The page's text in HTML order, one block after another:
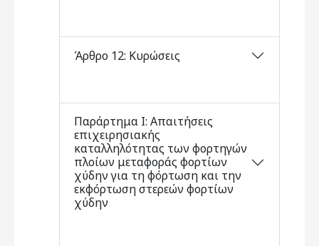
Άρθρο 12: Κυρώσεις
Παράρτημα Ι: Απαιτήσεις
επιχειρησιακής
καταλληλότητας των φορτηγών
πλοίων μεταφοράς φορτίων
χύδην για τη φόρτωση και την
εκφόρτωση στερεών φορτίων
χύδην